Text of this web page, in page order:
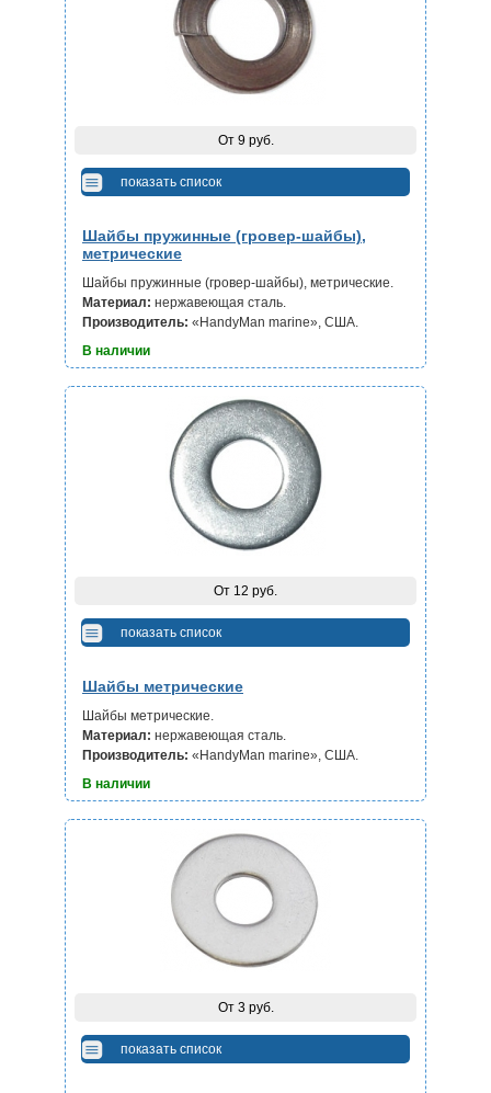
Шайбы пружинные (гровер-шайбы),
метрические
Шайбы пружинные (гровер-шайбы), метрические.
Материал: нержавеющая сталь.
Производитель: «HandyMan marine», США.
В наличии
От 9 руб.
показать список
Шайбы метрические
Шайбы метрические.
Материал: нержавеющая сталь.
Производитель: «HandyMan marine», США.
В наличии
От 12 руб.
показать список
От 3 руб.
показать список